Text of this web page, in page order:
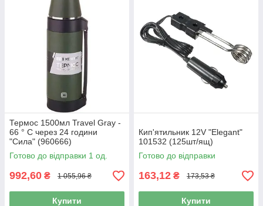
Термос 1500мл Travel Gray -
66 ° С через 24 години
"Сила" (960666)
Готово до відправки 1 од.
992,60 ₴ 1 055,96 ₴
Купити
Кип'ятильник 12V "Elegant"
101532 (125шт/ящ)
Готово до відправки
163,12 ₴ 173,53 ₴
Купити